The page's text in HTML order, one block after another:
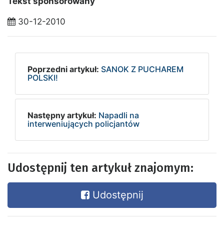
30-12-2010
Poprzedni artykuł: SANOK Z PUCHAREM
POLSKI!
Następny artykuł: Napadli na
interweniujących policjantów
Udostępnij ten artykuł znajomym:
Udostępnij